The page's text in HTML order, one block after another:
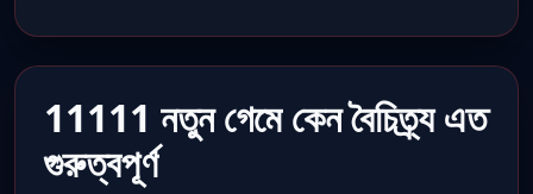
11111 নতুন গেমে কেন বৈচিত্র্য এত
গুরুত্বপূর্ণ